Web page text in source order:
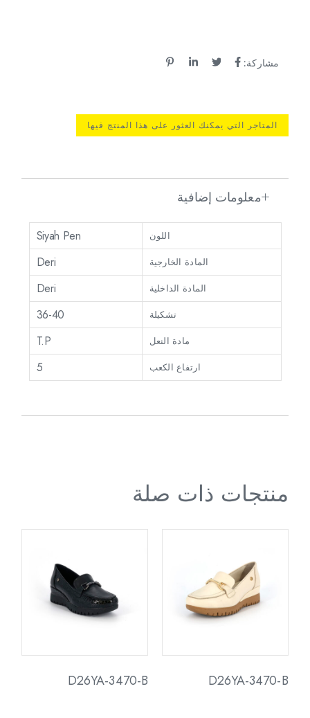
مشاركة:
المتاجر التي يمكنك العثور على هذا المنتج فيها
معلومات إضافية
اللون Siyah Pen
المادة الخارجية Deri
المادة الداخلية Deri
تشكيلة 36-40
مادة النعل T.P
ارتفاع الكعب 5
منتجات ذات صلة
D26YA-3470-B
D26YA-3470-B